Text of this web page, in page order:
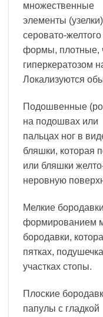
множественные
элементы
серовато-
формы, плотные,
гиперкератозом
Локализуются
Подошвенные
на подошвах или
пальцах ног в
бляшки, которая
или бляшки
неровную
Мелкие
формированием
бородавки,
пятках,
участках стопы.
Плоские
папулы с гладкой